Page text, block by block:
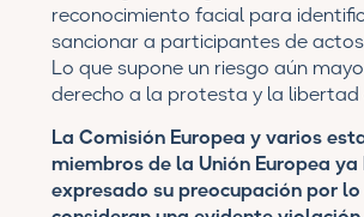
reconocimiento facial para
sancionar a participantes de
Lo que supone un riesgo aún
derecho a la protesta y la libertad
La Comisión Europea y varios
miembros de la Unión Europea ya
expresado su preocupación por